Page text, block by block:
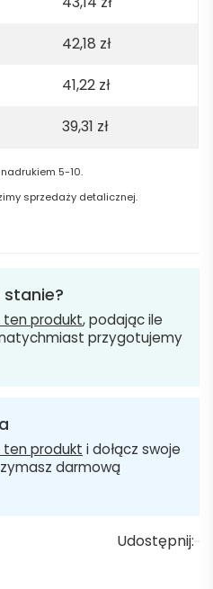
42,18 zł
41,22 zł
39,31 zł
5-10.
sprzedaży detalicznej.
stanie?
produkt, podając ile
przygotujemy
produkt i dołącz swoje
darmową
Udostępnij: